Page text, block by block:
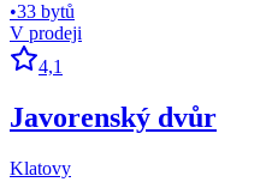
•33 bytů
V prodeji
4,1
Javorenský dvůr
Klatovy